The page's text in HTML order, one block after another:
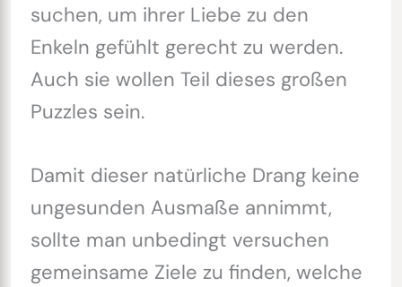
suchen, um ihrer Liebe zu den
Enkeln gefühlt gerecht zu werden.
Auch sie wollen Teil dieses großen
Puzzles sein.
Damit dieser natürliche Drang keine
ungesunden Ausmaße annimmt,
sollte man unbedingt versuchen
gemeinsame Ziele zu finden, welche